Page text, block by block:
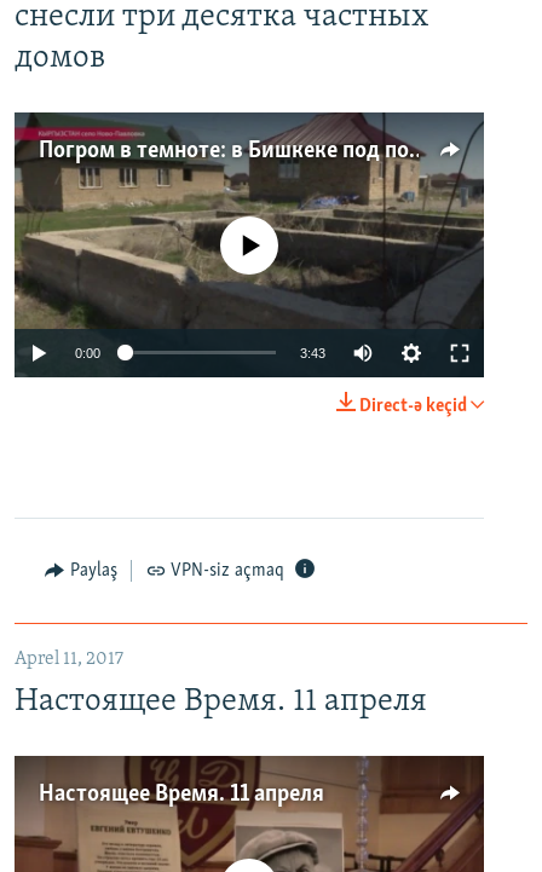
снесли три десятка частных
домов
Погром в темноте: в Бишкеке под покровом ночи неизвестные на тракторе снесли три десятка частных домов
No media source currently available
0:00 3:43
Direct-ə keçid
Paylaş VPN-siz açmaq
Aprel 11, 2017
Настоящее Время. 11 апреля
Настоящее Время. 11 апреля